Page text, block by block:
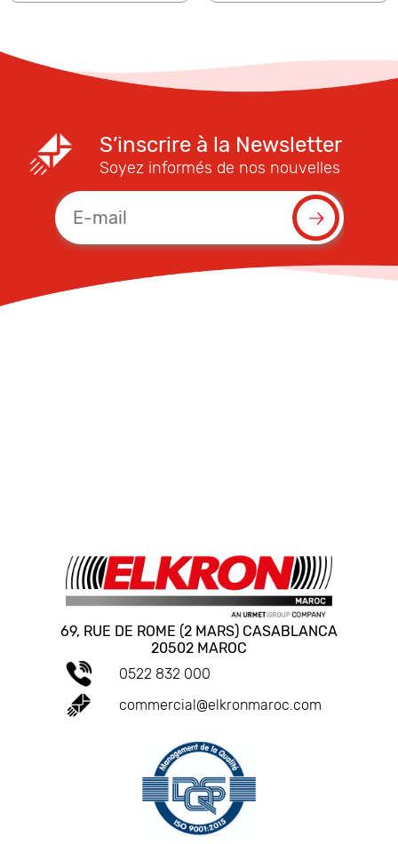
S’inscrire à la Newsletter
Soyez informés de nos nouvelles
69, RUE DE ROME (2 MARS) CASABLANCA
20502 MAROC
0522 832 000
commercial@elkronmaroc.com